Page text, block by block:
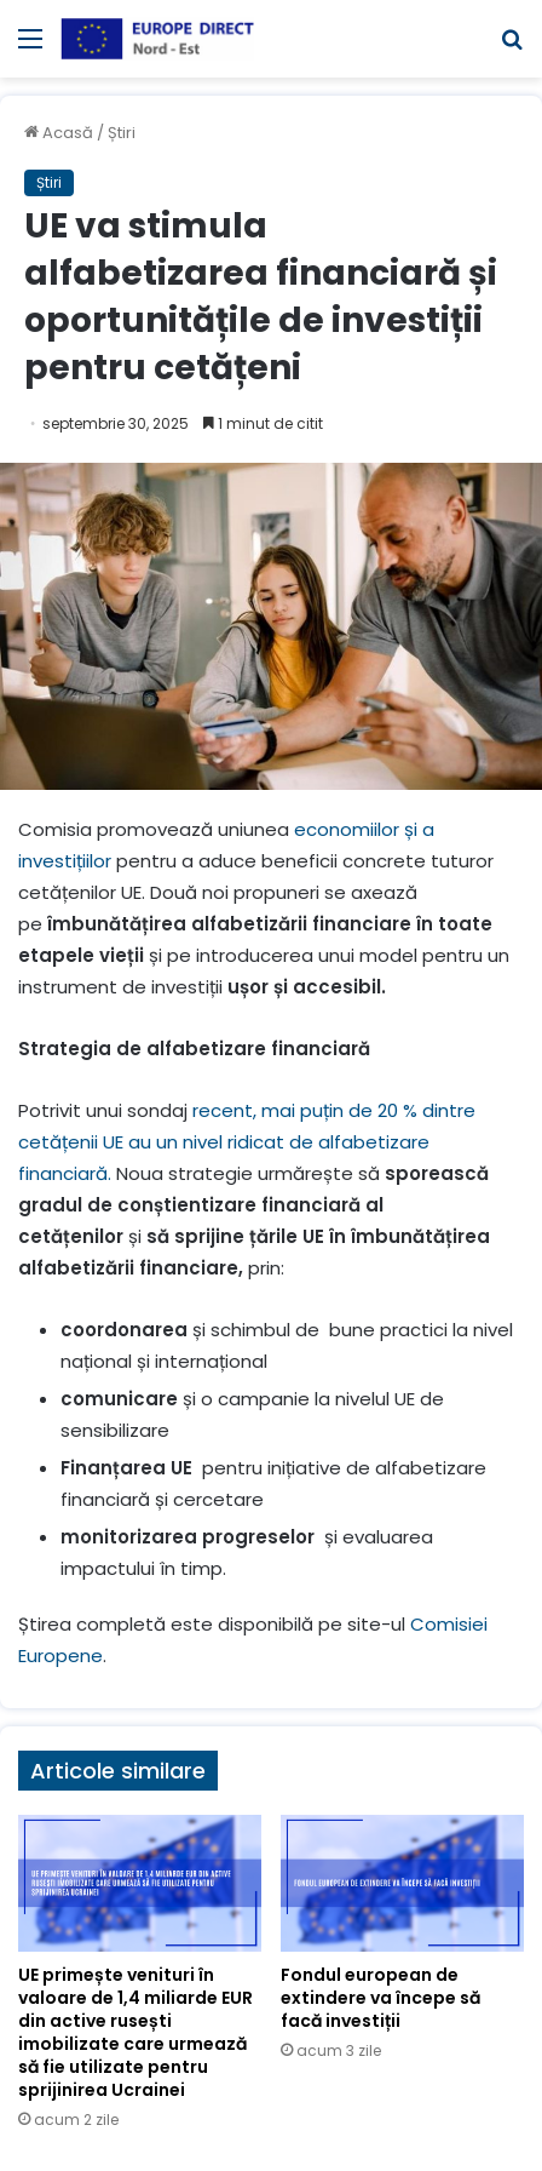
Meniul
Acasă / Știri
Știri
UE va stimula
alfabetizarea financiară și
oportunitățile de investiții
pentru cetățeni
septembrie 30, 2025 1 minut de citit
Comisia promovează uniunea economiilor și a
investițiilorpentru a aduce beneficii concrete tuturor
cetățenilor UE. Două noi propuneri se axează
pe îmbunătățirea alfabetizării financiare în toate
etapele vieții și pe introducerea unui model pentru un
instrument de investiții ușor și accesibil.
Strategia de alfabetizare financiară
Potrivit unui sondajrecent, mai puțin de 20 % dintre
cetățenii UE au un nivel ridicat de alfabetizare
financiară. Noua strategie urmărește să sporească
gradul de conștientizare financiară al
cetățenilor și să sprijine țările UE în îmbunătățirea
alfabetizării financiare,prin:
coordonarea și schimbul de bune practici la nivel
național și internațional
comunicare și o campanie la nivelul UE de
sensibilizare
Finanțarea UE pentru inițiative de alfabetizare
financiară și cercetare
monitorizarea progreselor și evaluarea
impactului în timp.
Știrea completă este disponibilă pe site-ulComisiei
Europene.
Articole similare
UE primește venituri în
valoare de 1,4 miliarde EUR
din active rusești
imobilizate care urmează
să fie utilizate pentru
sprijinirea Ucrainei
acum 2 zile
Fondul european de
extindere va începe să
facă investiții
acum 3 zile